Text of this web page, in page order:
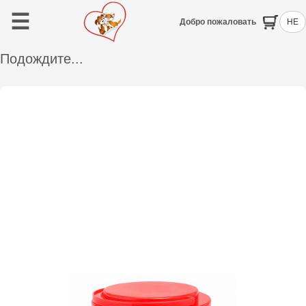
☰ Добро пожаловать HE
Подождите...